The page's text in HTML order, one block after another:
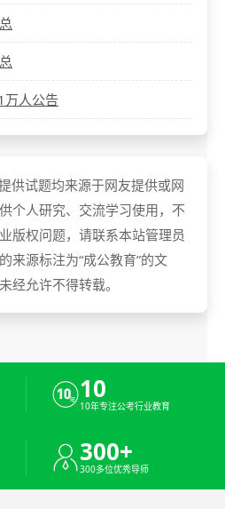
人公告
供试题均来源于网友提供或网
个人研究、交流学习使用，不
版权问题，请联系本站管理员
来源标注为“成公教育”的文
经允许不得转载。
10
10年专注公考行业教育
300+
300多位优秀导师